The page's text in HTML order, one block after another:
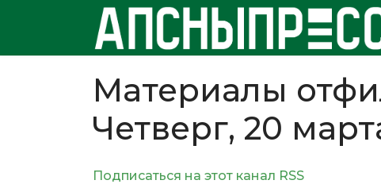
Материалы
Четверг, 20
Подписаться на этот канал RSS